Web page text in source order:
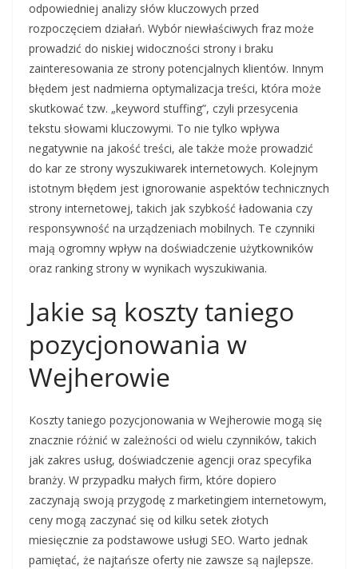
odpowiedniej analizy słów kluczowych przed
rozpoczęciem działań. Wybór niewłaściwych fraz może
prowadzić do niskiej widoczności strony i braku
zainteresowania ze strony potencjalnych klientów. Innym
błędem jest nadmierna optymalizacja treści, która może
skutkować tzw. „keyword stuffing”, czyli przesycenia
tekstu słowami kluczowymi. To nie tylko wpływa
negatywnie na jakość treści, ale także może prowadzić
do kar ze strony wyszukiwarek internetowych. Kolejnym
istotnym błędem jest ignorowanie aspektów technicznych
strony internetowej, takich jak szybkość ładowania czy
responsywność na urządzeniach mobilnych. Te czynniki
mają ogromny wpływ na doświadczenie użytkowników
oraz ranking strony w wynikach wyszukiwania.
Jakie są koszty taniego
pozycjonowania w
Wejherowie
Koszty taniego pozycjonowania w Wejherowie mogą się
znacznie różnić w zależności od wielu czynników, takich
jak zakres usług, doświadczenie agencji oraz specyfika
branży. W przypadku małych firm, które dopiero
zaczynają swoją przygodę z marketingiem internetowym,
ceny mogą zaczynać się od kilku setek złotych
miesięcznie za podstawowe usługi SEO. Warto jednak
pamiętać, że najtańsze oferty nie zawsze są najlepsze.